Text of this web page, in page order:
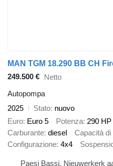
MAN TGM 18.290 BB CH
249.500 €
Netto
Autopompa
2025
Stato nuovo
Euro Euro 5 Potenza 290
Carburante diesel Capacità
Configurazione 4x4
Paesi Bassi, Nieuwerkerk